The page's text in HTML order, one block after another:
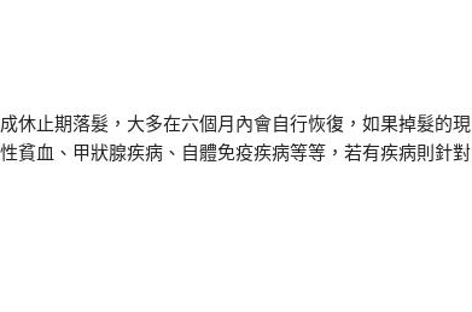
休止期落髮 ，大多在六個月內會自行恢復，如果掉髮的現
貧血、甲狀腺疾病、自體免疫疾病等等，若有疾病則針對